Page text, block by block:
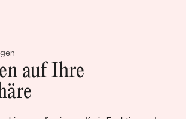
auf Ihre
erschaffen wir